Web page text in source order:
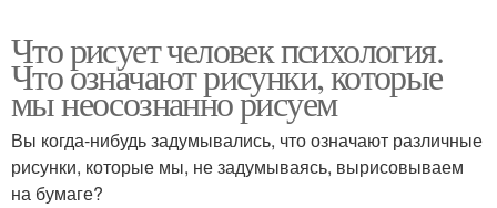
Что рисует человек психология.
Что означают рисунки, которые
мы неосознанно рисуем
Вы когда-нибудь задумывались, что означают различные
рисунки, которые мы, не задумываясь, вырисовываем
на бумаге?